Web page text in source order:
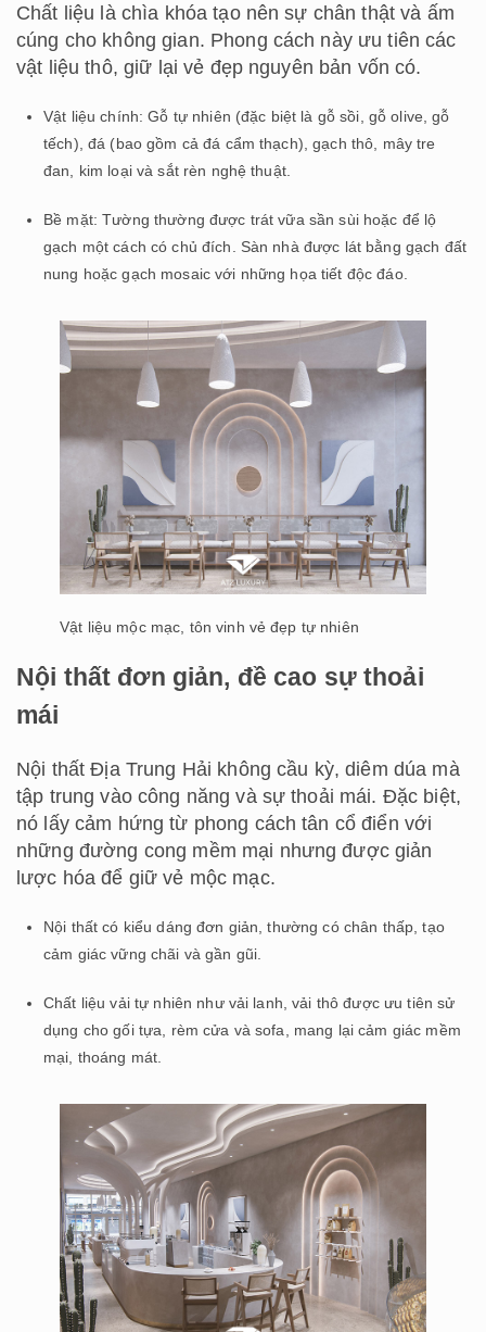
Chất liệu là chìa khóa tạo nên sự chân thật và ấm
cúng cho không gian. Phong cách này ưu tiên các
vật liệu thô, giữ lại vẻ đẹp nguyên bản vốn có.
Vật liệu chính: Gỗ tự nhiên (đặc biệt là gỗ sồi, gỗ olive, gỗ
tếch), đá (bao gồm cả đá cẩm thạch), gạch thô, mây tre
đan, kim loại và sắt rèn nghệ thuật.
Bề mặt: Tường thường được trát vữa sần sùi hoặc để lộ
gạch một cách có chủ đích. Sàn nhà được lát bằng gạch đất
nung hoặc gạch mosaic với những họa tiết độc đáo.
Vật liệu mộc mạc, tôn vinh vẻ đẹp tự nhiên
Nội thất đơn giản, đề cao sự thoải
mái
Nội thất Địa Trung Hải không cầu kỳ, diêm dúa mà
tập trung vào công năng và sự thoải mái. Đặc biệt,
nó lấy cảm hứng từ phong cách tân cổ điển với
những đường cong mềm mại nhưng được giản
lược hóa để giữ vẻ mộc mạc.
Nội thất có kiểu dáng đơn giản, thường có chân thấp, tạo
cảm giác vững chãi và gần gũi.
Chất liệu vải tự nhiên như vải lanh, vải thô được ưu tiên sử
dụng cho gối tựa, rèm cửa và sofa, mang lại cảm giác mềm
mại, thoáng mát.